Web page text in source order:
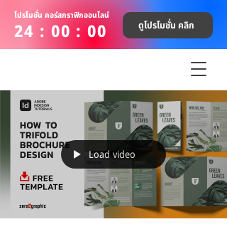
โปรโมชั่น คอร์สกราฟิกออนไลน์
24 : 00 : 00 ดูโปรโมชั่น คลิก
Load video